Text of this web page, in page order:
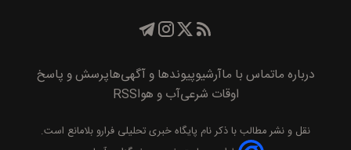
درباره ماتماس با ماآرشیوپیوند‌ها و آگهی‌هاپرسش و پاسخ
اوقات شرعیآب و هواRSS
نقل و نشر مطالب با ذکر نام پايگاه خبری تحليلی فراروبلامانع است.